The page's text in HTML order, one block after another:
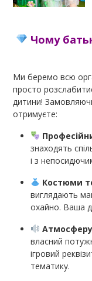
Чому
Ми беремо всю
просто
дитини!
отримуєте:
знаходять
і з
Костюми
виглядають
охайно. Ваша
Атмосферу
власний
ігровий
тематику.